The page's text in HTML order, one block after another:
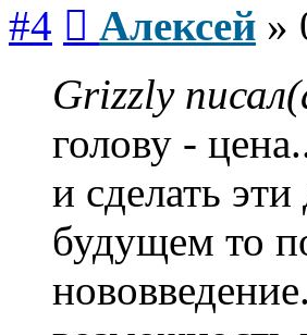
#4 Алексей »
Grizzly
голову -
и сделать
будущем то